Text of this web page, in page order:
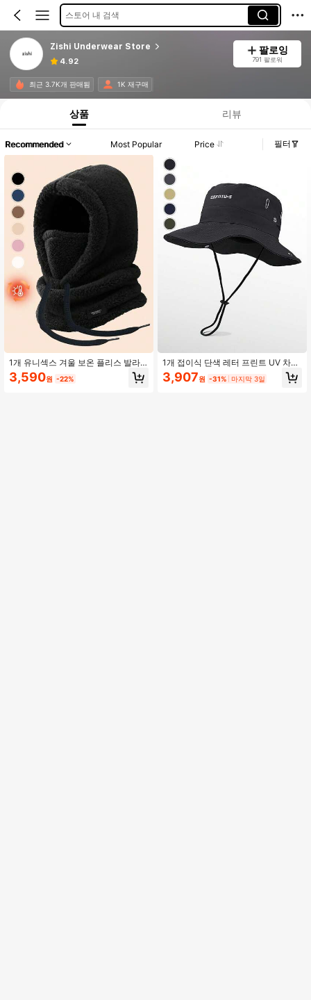
스토어 내 검색
Zishi Underwear Store
4.92
팔로잉
791 팔로워
최근 3.7K개 판매됨 1K 재구매
상품 리뷰
Recommended Most Popular Price 필터
1개 유니섹스 겨울 보온 플리스 발라
클라바 풀오버 모자 페이스마스크 포
함, 3in1 다기능 남성/여성 모자, 방풍
3,590원 -22%
1개 접이식 단색 레터 프린트 UV 차단
오버사이즈 챙 남성용 선캡, 여름 야외
스포츠 피셔맨 캡
3,907원 -31% 마지막 3일